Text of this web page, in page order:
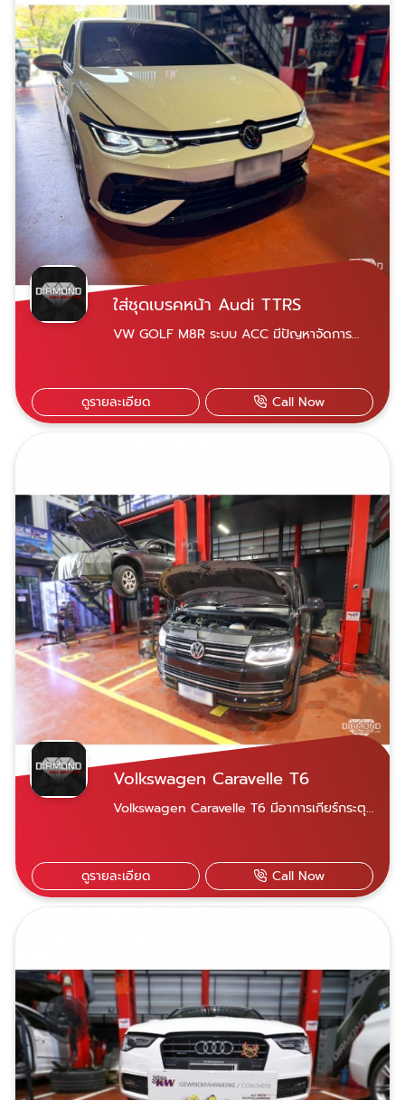
นทร์ 153 แขวงคลองกุ่ม เขตบึงกุ่ม กรุงเทพฯ
10230 Diamond Auto Service Car สาขา
นวมินทร์ 081-928-0944 คุณชัชชัย 081-
618-5525 คุณอมฤทธิ์ ​081-822-3536 คุณพร
ทวี สามารถแอดไลน์ผ่านเบอร์โทรทั้ง 3 ได้เลย
ใส่ชุดเบรคหน้า Audi TTRS
VW GOLF M8R ระบบ ACC มีปัญหาจัดการ
ที่ไหนไปที่นั่น เปิดบริการจันทร์-เสาร์ 07.30-18.30
น. สาขาพระราม 9 เลขที่ 21 ซอยศูนย์วิจัย 14
แขวงบางกะปิ เขตห้วยขวาง กรุงเทพฯ 10310
10230 ​Diamond Auto Service Car สาขา
นวมินทร์ 081-928-0944 คุณชัชชัย 081-
618-5525 คุณอมฤทธิ์ ​​​081-822-3536 คุณพร
ทวี สามารถแอดไลน์ผ่านเบอร์โทรทั้ง 3 ได้เลย
ดูรายละเอียด Call Now
Volkswagen Caravelle T6
Volkswagen Caravelle T6 มีอาการเกียร์กระตุก
ดูรายละเอียด Call Now